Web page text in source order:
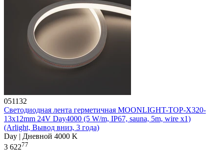
051132
Светодиодная лента герметичная MOONLIGHT-TOP-X320-
13x12mm 24V Day4000 (5 W/m, IP67, sauna, 5m, wire x1)
(Arlight, Вывод вниз, 3 года)
Day | Дневной 4000 K
3 62277